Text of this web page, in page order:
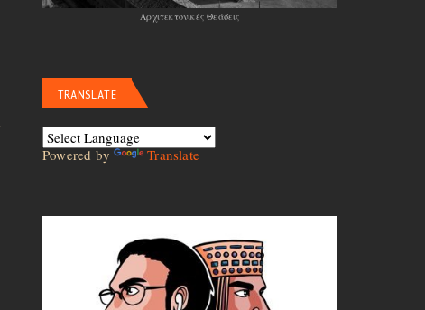
Αρχιτεκτονικές Θεάσεις
TRANSLATE
Powered by Translate